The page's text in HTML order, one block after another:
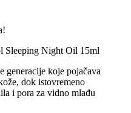
generacije koje pojačava
dok istovremeno
i pora za vidno mlađu